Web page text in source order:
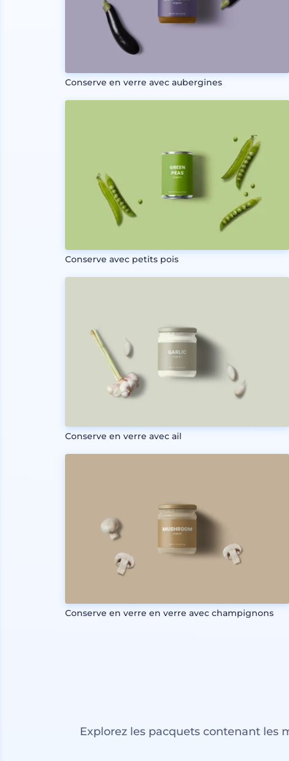
Conserve en verre avec aubergines
Conserve avec petits pois
Conserve en verre avec ail
Conserve en verre en verre avec champignons
Explorez les pacquets contenant les